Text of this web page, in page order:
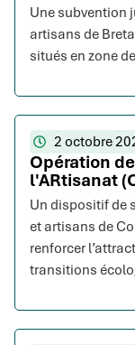
Une subvention
artisans de
situés en zone
2 octobre
Opération
l'ARtisanat
Un dispositif de
et artisans de
renforcer
transitions